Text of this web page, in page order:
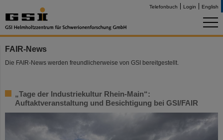
Telefonbuch Login English
FAIR-News
Die FAIR-News werden freundlicherweise von GSI bereitgestellt.
„Tage der Industriekultur Rhein-Main“:
Auftaktveranstaltung und Besichtigung bei GSI/FAIR